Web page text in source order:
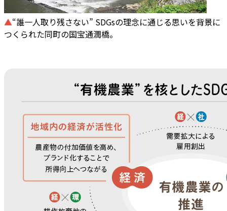
▲“誰一人取り残さない” SDGsの理念に通じる思いを背景に
つくられた同町の国宝通潤橋。